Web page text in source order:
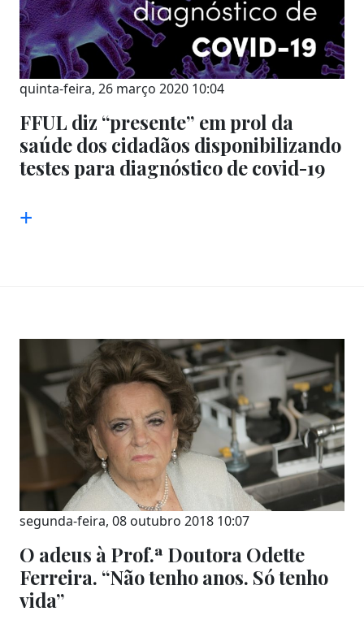
quinta-feira, 26 março 2020 10:04
FFUL diz “presente” em prol da
saúde dos cidadãos disponibilizando
testes para diagnóstico de covid-19
+
segunda-feira, 08 outubro 2018 10:07
O adeus à Prof.ª Doutora Odette
Ferreira. “Não tenho anos. Só tenho
vida”